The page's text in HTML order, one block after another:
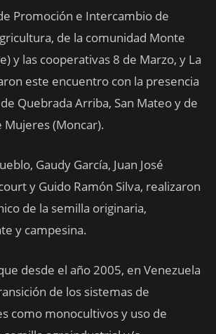
Promoción e Intercambio de
de la comunidad Monte
y las cooperativas 8 de Marzo, y La
este encuentro con la presencia
Quebrada Arriba, San Mateo y de
Mujeres (Moncar).
Gaudy García, Juan José
y Guido Ramón Silva, realizaron
de la semilla originaria,
y campesina.
desde el año 2005, en Venezuela
de los sistemas de
como monocultivos y uso de